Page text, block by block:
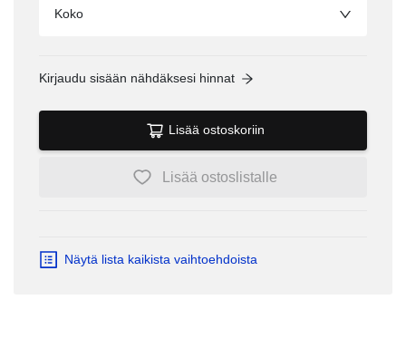
Koko
Kirjaudu sisään nähdäksesi hinnat
Lisää ostoskoriin
Lisää ostoslistalle
Näytä lista kaikista vaihtoehdoista